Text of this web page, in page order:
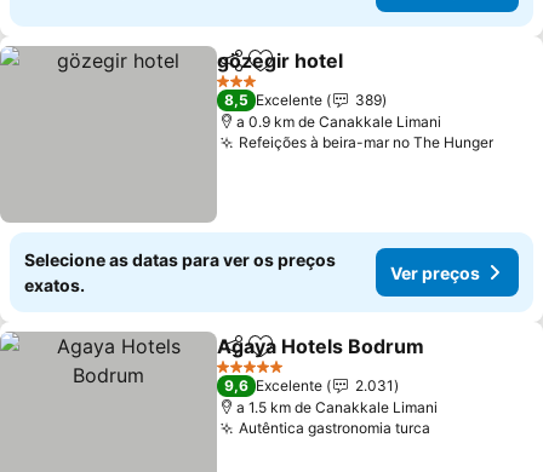
PartilharAdicionar aos favoritos
gözegir hotel
3 Estrelas
8,5 Excelente
389
a 0.9 km de Canakkale Limani
Refeições à beira-mar no The Hunger
Selecione as datas para ver os preços
exatos.
Ver preços
PartilharAdicionar aos favoritos
Agaya Hotels Bodrum
5 Estrelas
9,6 Excelente
2.031
a 1.5 km de Canakkale Limani
Autêntica gastronomia turca